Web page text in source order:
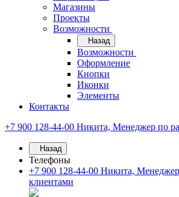
Магазины
Проекты
Возможности
Назад
Возможности
Оформление
Кнопки
Иконки
Элементы
Контакты
+7 900 128-44-00 Никита, Менеджер по
Назад
Телефоны
+7 900 128-44-00 Никита, Менеджер
клиентами